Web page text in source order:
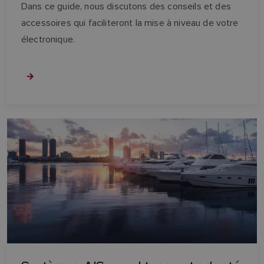
Dans ce guide, nous discutons des conseils et des
accessoires qui faciliteront la mise à niveau de votre
électronique.